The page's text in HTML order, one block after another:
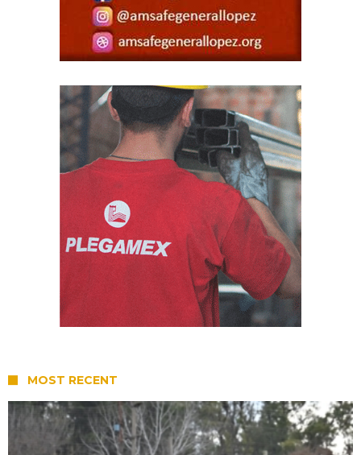
MOST RECENT